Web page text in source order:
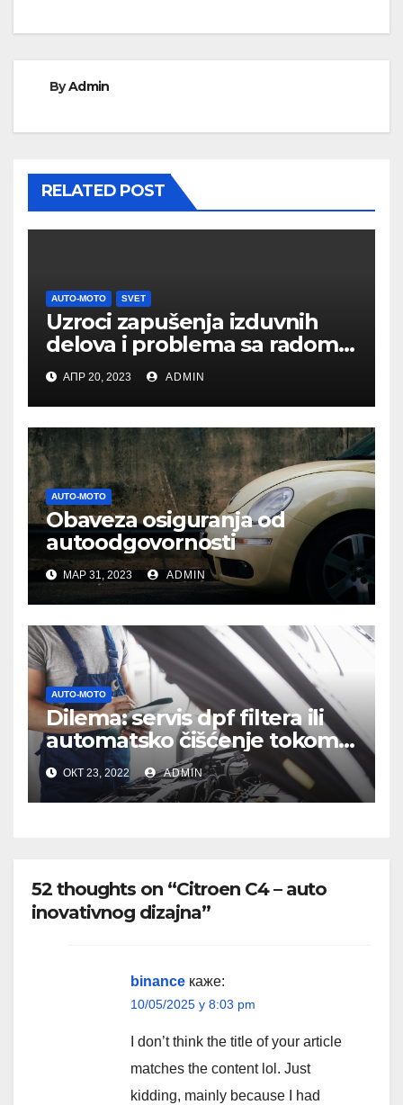
ByAdmin
RELATED POST
AUTO-MOTO SVET
Uzroci zapušenja izduvnih
delova i problema sa radom
motora na automobilu
АПР 20, 2023 ADMIN
AUTO-MOTO
Obaveza osiguranja od
autoodgovornosti
МАР 31, 2023 ADMIN
AUTO-MOTO
Dilema: servis dpf filtera ili
automatsko čišćenje tokom
vožnje?
ОКТ 23, 2022 ADMIN
52 thoughts on “Citroen C4 – auto
inovativnog dizajna”
binance каже:
10/05/2025 у 8:03 pm
I don’t think the title of your article
matches the content lol. Just
kidding, mainly because I had